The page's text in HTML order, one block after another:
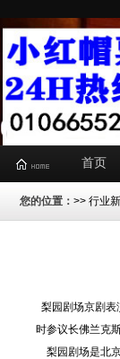
首页
您的位置： >> 行业
梨园剧场京剧
时参议长佛兰克
梨园剧场是北